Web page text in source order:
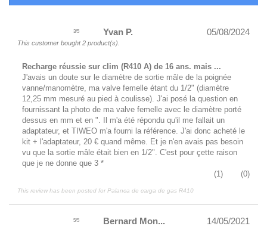
3/5 05/08/2024
Yvan P.
This customer bought 2 product(s).
Recharge réussie sur clim (R410 A) de 16 ans. mais ...
J'avais un doute sur le diamètre de sortie mâle de la poignée
vanne/manomètre, ma valve femelle étant du 1/2" (diamètre
12,25 mm mesuré au pied à coulisse). J'ai posé la question en
fournissant la photo de ma valve femelle avec le diamètre porté
dessus en mm et en ". Il m'a été répondu qu'il me fallait un
adaptateur, et TIWEO m'a fourni la référence. J'ai donc acheté le
kit + l'adaptateur, 20 € quand même. Et je n'en avais pas besoin
vu que la sortie mâle était bien en 1/2". C'est pour çette raison
que je ne donne que 3 *
(0)
(1)
This review has been posted forPalanca de carga de gas R410
5/5 14/05/2021
Bernard Mon...